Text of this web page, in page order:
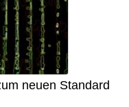
neuen Standard